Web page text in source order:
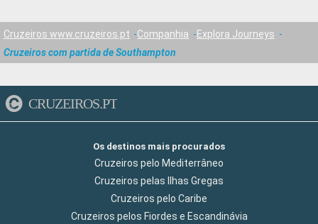
Cruzeiros www.cruzeiros.pt Companhia
Explora Journeys
Cruzeiros com partida de Southampton
CRUZEIROS.PT
Os destinos mais procurados
Cruzeiros pelo Mediterrâneo
Cruzeiros pelas Ilhas Gregas
Cruzeiros pelo Caribe
Cruzeiros pelos Fiordes e Escandinávia